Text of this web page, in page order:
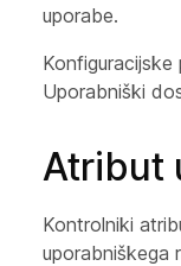
uporabe.
Uporabniški
Atribut
Kontrolniki
uporabniškega